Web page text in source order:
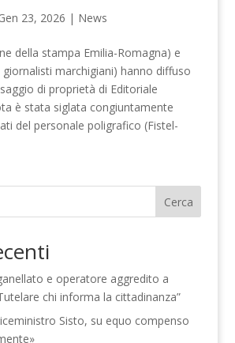
23, 2026 | News
della stampa Emilia-Romagna) e
giornalisti marchigiani) hanno diffuso
di proprietà di Editoriale
è stata siglata congiuntamente
del personale poligrafico (Fistel-
Cerca
e operatore aggredito a
chi informa la cittadinanza”
Sisto, su equo compenso